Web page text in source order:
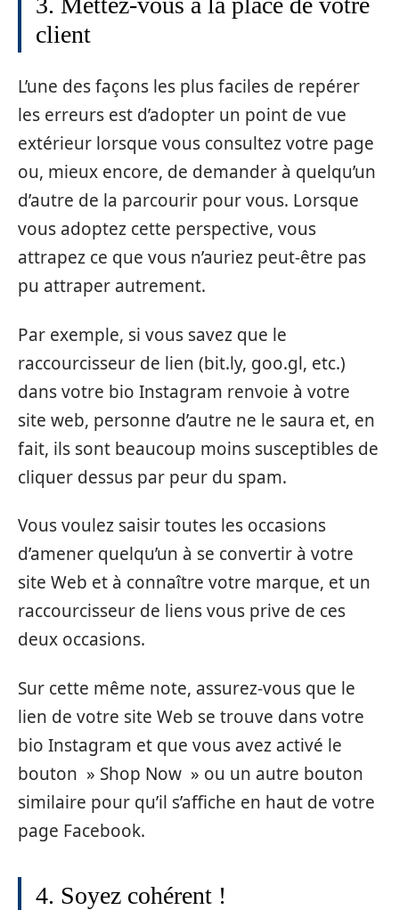
client
L’une des façons les plus faciles de repérer
les erreurs est d’adopter un point de vue
extérieur lorsque vous consultez votre page
ou, mieux encore, de demander à quelqu’un
d’autre de la parcourir pour vous. Lorsque
vous adoptez cette perspective, vous
attrapez ce que vous n’auriez peut-être pas
pu attraper autrement.
Par exemple, si vous savez que le
raccourcisseur de lien (bit.ly, goo.gl, etc.)
dans votre bio Instagram renvoie à votre
site web, personne d’autre ne le saura et, en
fait, ils sont beaucoup moins susceptibles de
cliquer dessus par peur du spam.
Vous voulez saisir toutes les occasions
d’amener quelqu’un à se convertir à votre
site Web et à connaître votre marque, et un
raccourcisseur de liens vous prive de ces
deux occasions.
Sur cette même note, assurez-vous que le
lien de votre site Web se trouve dans votre
bio Instagram et que vous avez activé le
bouton » Shop Now » ou un autre bouton
similaire pour qu’il s’affiche en haut de votre
page Facebook.
4. Soyez cohérent !